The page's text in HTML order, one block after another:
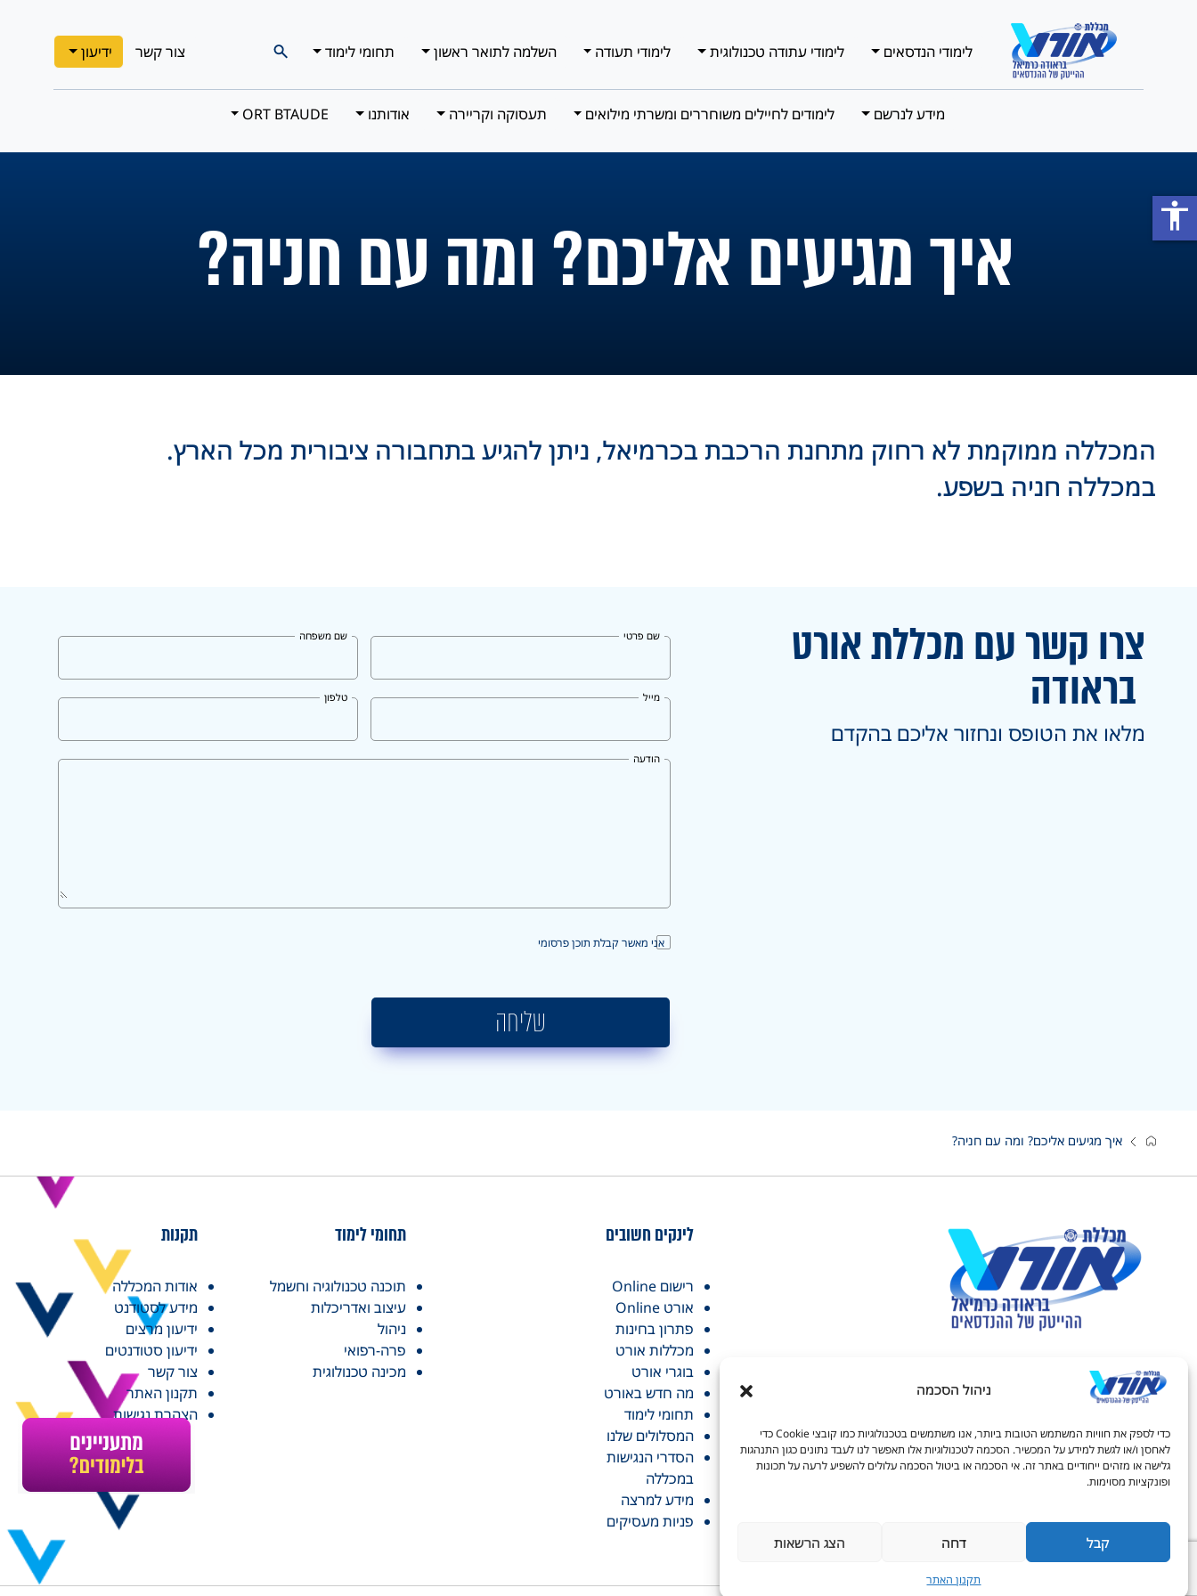
ניהול הסכמה
כדי לספק את חוויות המשתמש הטובות ביותר, אנו משתמשים בטכנולוגיות כמו קובצי Cookie כדי
לאחסן ו/או לגשת למידע על המכשיר. הסכמה לטכנולוגיות אלו תאפשר לנו לעבד נתונים כגון התנהגות
גלישה או מזהים ייחודיים באתר זה. אי הסכמה או ביטול הסכמה עלולים להשפיע לרעה על תכונות
ופונקציות מסוימות.
קבל דחה הצג הרשאות
תקנון האתר
לימודי הנדסאים לימודי עתודה טכנולוגית לימודי תעודה השלמה לתואר ראשון תחומי לימוד צור קשר ידיעון
מידע לנרשם לימודים לחיילים משוחררים ומשרתי מילואים תעסוקה וקריירה אודותנו ORT BTAUDE
איך מגיעים אליכם? ומה עם חניה?
המכללה ממוקמת לא רחוק מתחנת הרכבת בכרמיאל, ניתן להגיע בתחבורה ציבורית מכל הארץ.
במכללה חניה בשפע.
צרו קשר עם מכללת אורט
בראודה
מלאו את הטופס ונחזור אליכם בהקדם
שם פרטי שם משפחה
מייל טלפון
הודעה
אני מאשר קבלת תוכן פרסומי
שליחה
איך מגיעים אליכם? ומה עם חניה?
חיפוש באתר:
לינקים חשובים
רישום Online
אורט Online
פתרון בחינות
מכללות אורט
בוגרי אורט
מה חדש באורט
תחומי לימוד
המסלולים שלנו
הסדרי הנגישות
במכללה
מידע למרצה
פניות מעסיקים
תחומי לימוד
תוכנה טכנולוגיה וחשמל
עיצוב ואדריכלות
ניהול
פרה-רפואי
מכינה טכנולוגית
תקנות
אודות המכללה
מידע לסטודנט
ידיעון מרצים
ידיעון סטודנטים
צור קשר
תקנון האתר
הצהרת נגישות
accessibility